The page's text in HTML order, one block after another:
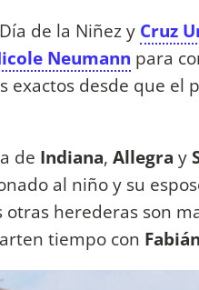
de la Niñez y Cruz
Neumann para
exactos desde que el
de Indiana, Allegra y
al niño y su
herederas son
tiempo con